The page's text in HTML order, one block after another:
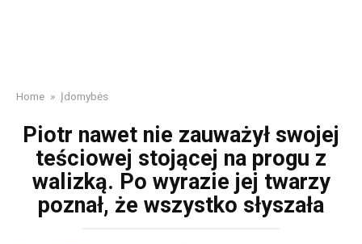
Home » Įdomybės
Piotr nawet nie zauważył swojej
teściowej stojącej na progu z
walizką. Po wyrazie jej twarzy
poznał, że wszystko słyszała